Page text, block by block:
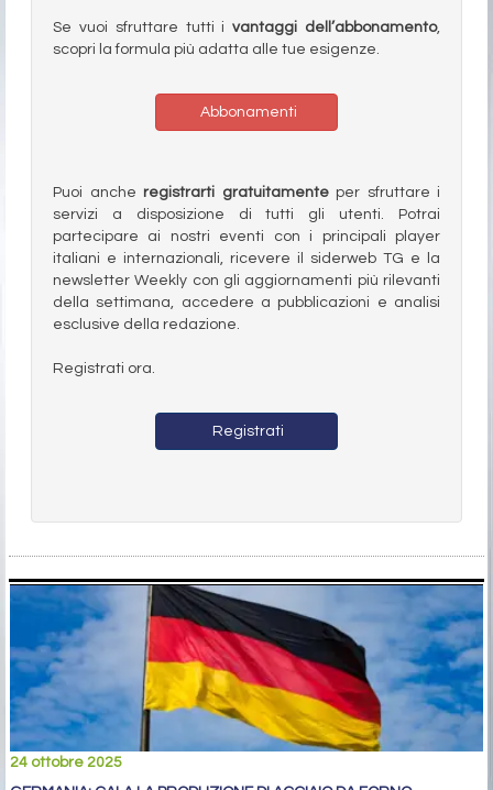
Se vuoi sfruttare tutti ivantaggi dell’abbonamento,
scopri la formula più adatta alle tue esigenze.
Abbonamenti
Puoi anche registrarti gratuitamenteper sfruttare i
servizi a disposizione di tutti gli utenti. Potrai
partecipare ai nostri eventi con i principali player
italiani e internazionali, ricevere il siderweb TG e la
newsletter Weekly con gli aggiornamenti più rilevanti
della settimana, accedere a pubblicazioni e analisi
esclusive della redazione.
Registrati ora.
Registrati
24 ottobre 2025